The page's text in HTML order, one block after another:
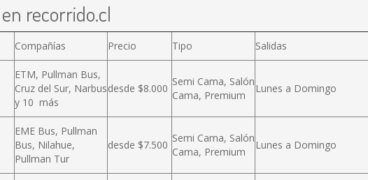
recorrido.cl
Compañías Precio Tipo Salidas
ETM, Pullman Bus,
Cruz del Sur, Narbus
y 10 más
desde $8.000
Semi Cama, Salón
Cama, Premium
Lunes a Domingo
EME Bus, Pullman
Bus, Nilahue,
Pullman Tur
desde $7.500
Semi Cama, Salón
Cama, Premium
Lunes a Domingo